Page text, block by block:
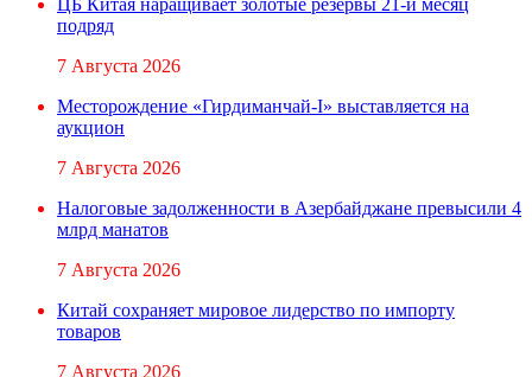
ЦБ Китая наращивает золотые резервы 21-й месяц
подряд
7 Августа 2026
Месторождение «Гирдиманчай-I» выставляется на
аукцион
7 Августа 2026
Налоговые задолженности в Азербайджане превысили 4
млрд манатов
7 Августа 2026
Китай сохраняет мировое лидерство по импорту
товаров
7 Августа 2026